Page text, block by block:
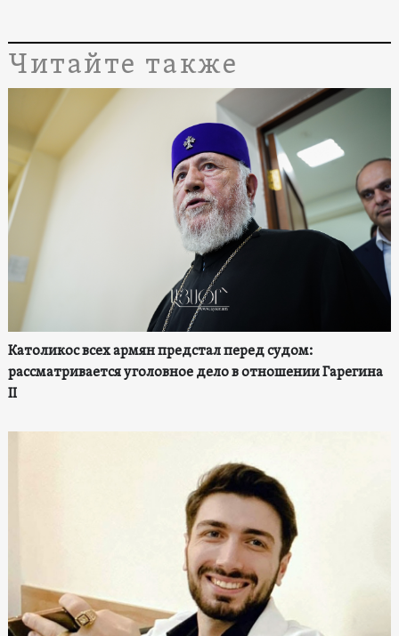
Читайте также
Католикос всех армян предстал перед судом:
рассматривается уголовное дело в отношении Гарегина
II